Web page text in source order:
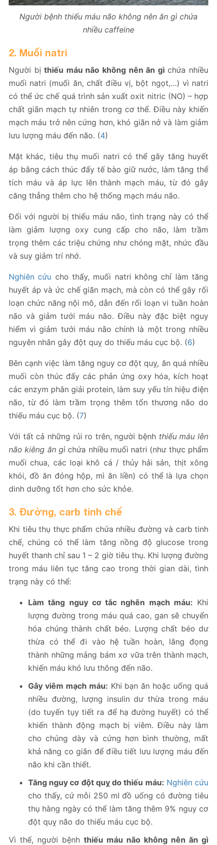
Người bệnh thiếu máu não không nên ăn gì chứa
nhiều caffeine
2. Muối natri
Người bịthiếu máu não không nên ăn gìchứa nhiều
muối natri (muối ăn, chất điều vị, bột ngọt,…) vì natri
có thể ức chế quá trình sản xuất oxit nitric (NO) – hợp
chất giãn mạch tự nhiên trong cơ thể. Điều này khiến
mạch máu trở nên cứng hơn, khó giãn nở và làm giảm
lưu lượng máu đến não. (4)
Mặt khác, tiêu thụ muối natri có thể gây tăng huyết
áp bằng cách thúc đẩy tế bào giữ nước, làm tăng thể
tích máu và áp lực lên thành mạch máu, từ đó gây
căng thẳng thêm cho hệ thống mạch máu não.
Đối với người bị thiếu máu não, tình trạng này có thể
làm giảm lượng oxy cung cấp cho não, làm trầm
trọng thêm các triệu chứng như chóng mặt, nhức đầu
và suy giảm trí nhớ.
Nghiên cứu cho thấy, muối natri không chỉ làm tăng
huyết áp và ức chế giãn mạch, mà còn có thể gây rối
loạn chức năng nội mô, dẫn đến rối loạn vi tuần hoàn
não và giảm tưới máu não. Điều này đặc biệt nguy
hiểm vì giảm tưới máu não chính là một trong nhiều
nguyên nhân gây đột quỵ do thiếu máu cục bộ. (6)
Bên cạnh việc làm tăng nguy cơ đột quỵ, ăn quá nhiều
muối còn thúc đẩy các phản ứng oxy hóa, kích hoạt
các enzym phân giải protein, làm suy yếu tín hiệu điện
não, từ đó làm trầm trọng thêm tổn thương não do
thiếu máu cục bộ. (7)
Với tất cả những rủi ro trên, người bệnh thiếu máu lên
não kiêng ăn gìchứa nhiều muối natri (như thực phẩm
muối chua, các loại khô cá / thủy hải sản, thịt xông
khói, đồ ăn đóng hộp, mì ăn liền) có thể là lựa chọn
dinh dưỡng tốt hơn cho sức khỏe.
3. Đường, carb tinh chế
Khi tiêu thụ thực phẩm chứa nhiều đường và carb tinh
chế, chúng có thể làm tăng nồng độ glucose trong
huyết thanh chỉ sau 1 – 2 giờ tiêu thụ. Khi lượng đường
trong máu liên tục tăng cao trong thời gian dài, tình
trạng này có thể:
Làm tăng nguy cơ tắc nghẽn mạch máu: Khi
lượng đường trong máu quá cao, gan sẽ chuyển
hóa chúng thành chất béo. Lượng chất béo dư
thừa có thể đi vào hệ tuần hoàn, lắng đọng
thành những mảng bám xơ vữa trên thành mạch,
khiến máu khó lưu thông đến não.
Gây viêm mạch máu: Khi bạn ăn hoặc uống quá
nhiều đường, lượng insulin dư thừa trong máu
(do tuyến tụy tiết ra để hạ đường huyết) có thể
khiến thành động mạch bị viêm. Điều này làm
cho chúng dày và cứng hơn bình thường, mất
khả năng co giãn để điều tiết lưu lượng máu đến
não khi cần thiết.
Tăng nguy cơ đột quỵ do thiếu máu: Nghiên cứu
cho thấy, cứ mỗi 250 ml đồ uống có đường tiêu
thụ hàng ngày có thể làm tăng thêm 9% nguy cơ
đột quỵ não do thiếu máu cục bộ.
Vì thế, người bệnh thiếu máu não không nên ăn gì